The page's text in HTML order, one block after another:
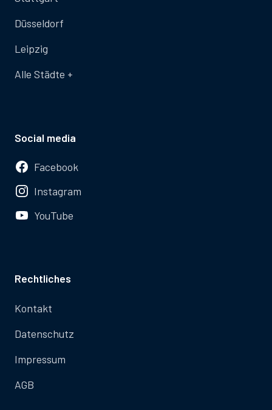
Düsseldorf
Leipzig
Alle Städte +
Social media
Facebook
Instagram
YouTube
Rechtliches
Kontakt
Datenschutz
Impressum
AGB